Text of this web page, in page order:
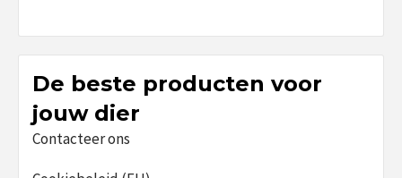
De beste producten voor
jouw dier
Contacteer ons